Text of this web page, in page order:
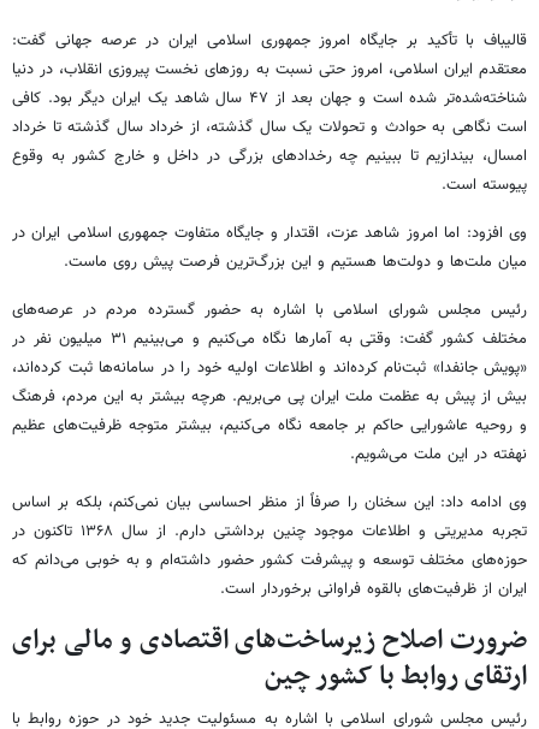
قالیباف با تأکید بر جایگاه امروز جمهوری اسلامی ایران در عرصه جهانی گفت:
معتقدم ایران اسلامی، امروز حتی نسبت به روزهای نخست پیروزی انقلاب، در دنیا
شناخته‌شده‌تر شده است و جهان بعد از ۴۷ سال شاهد یک ایران دیگر بود. کافی
است نگاهی به حوادث و تحولات یک سال گذشته، از خرداد سال گذشته تا خرداد
امسال، بیندازیم تا ببینیم چه رخدادهای بزرگی در داخل و خارج کشور به وقوع
پیوسته است.
وی افزود: اما امروز شاهد عزت، اقتدار و جایگاه متفاوت جمهوری اسلامی ایران در
میان ملت‌ها و دولت‌ها هستیم و این بزرگ‌ترین فرصت پیش روی ماست.
رئیس مجلس شورای اسلامی با اشاره به حضور گسترده مردم در عرصه‌های
مختلف کشور گفت: وقتی به آمارها نگاه می‌کنیم و می‌بینیم ۳۱ میلیون نفر در
«پویش جانفدا» ثبت‌نام کرده‌اند و اطلاعات اولیه خود را در سامانه‌ها ثبت کرده‌اند،
بیش از پیش به عظمت ملت ایران پی می‌بریم. هرچه بیشتر به این مردم، فرهنگ
و روحیه عاشورایی حاکم بر جامعه نگاه می‌کنیم، بیشتر متوجه ظرفیت‌های عظیم
نهفته در این ملت می‌شویم.
وی ادامه داد: این سخنان را صرفاً از منظر احساسی بیان نمی‌کنم، بلکه بر اساس
تجربه مدیریتی و اطلاعات موجود چنین برداشتی دارم. از سال ۱۳۶۸ تاکنون در
حوزه‌های مختلف توسعه و پیشرفت کشور حضور داشته‌ام و به خوبی می‌دانم که
ایران از ظرفیت‌های بالقوه فراوانی برخوردار است.
ضرورت اصلاح زیرساخت‌های اقتصادی و مالی برای
ارتقای روابط با کشور چین
رئیس مجلس شورای اسلامی با اشاره به مسئولیت جدید خود در حوزه روابط با